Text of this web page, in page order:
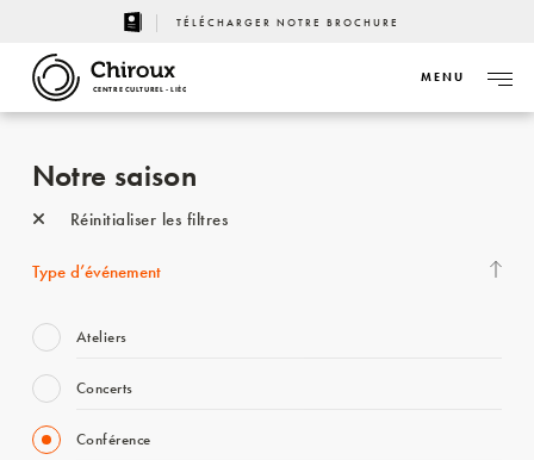
TÉLÉCHARGER NOTRE BROCHURE
CENTRE CULTUREL - LIÈGE
MENU
Notre saison
Réinitialiser les filtres
Type d’événement
Ateliers
Concerts
Conférence